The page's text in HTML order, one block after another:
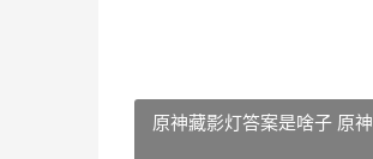
原神藏影灯答案是啥子 原